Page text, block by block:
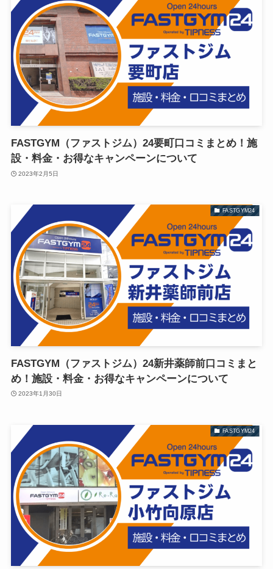
FASTGYM（ファストジム）24要町口コミまとめ！施
設・料金・お得なキャンペーンについて
2023年2月5日
FASTGYM24
FASTGYM（ファストジム）24新井薬師前口コミまと
め！施設・料金・お得なキャンペーンについて
2023年1月30日
FASTGYM24